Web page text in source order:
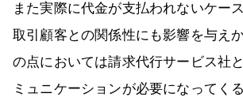
また実際に代金が支払われないケー
取引顧客との関係性にも影響を与え
の点においては請求代行サービス社
ミュニケーションが必要になってく